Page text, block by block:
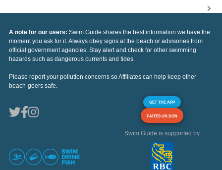
A note for our users: Swim Guide shares the best information we have the
moment you ask for it. Always obey signs at the beach or advisories from
official government agencies. Stay alert and check for other swimming
hazards such as dangerous currents and tides.
Please report your pollution concerns so Affiliates can help keep other
beach-goers safe.
GET THE APP
FAITES UN DON
Swim Guide is supported by